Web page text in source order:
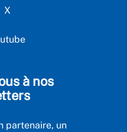
X
à nos
partenaire, un